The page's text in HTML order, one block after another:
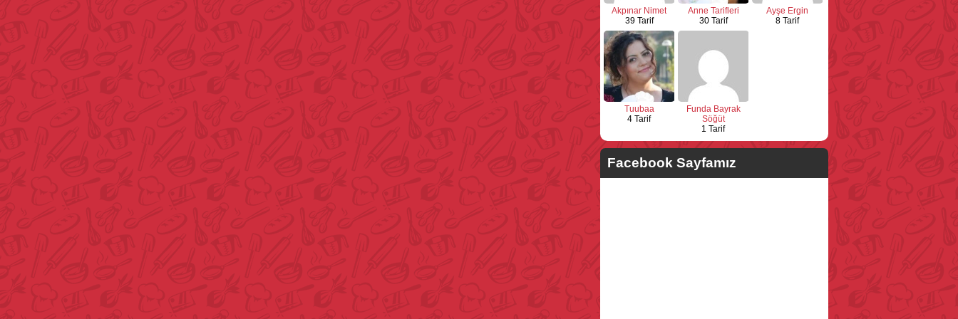
Akpınar Nimet
39 Tarif
Anne Tarifleri
30 Tarif
Ayşe Ergin
8 Tarif
Tuubaa
4 Tarif
Funda Bayrak
Söğüt
1 Tarif
Facebook Sayfamız